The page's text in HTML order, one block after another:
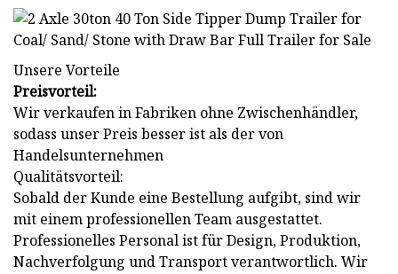
Unsere Vorteile
Preisvorteil:
Wir verkaufen in Fabriken ohne Zwischenhändler,
sodass unser Preis besser ist als der von
Handelsunternehmen
Qualitätsvorteil:
Sobald der Kunde eine Bestellung aufgibt, sind wir
mit einem professionellen Team ausgestattet.
Professionelles Personal ist für Design, Produktion,
Nachverfolgung und Transport verantwortlich. Wir